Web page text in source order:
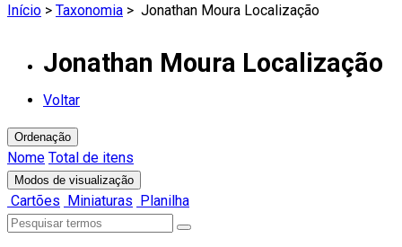
Início > Taxonomia > Jonathan Moura Localização
Jonathan Moura Localização
Voltar
Ordenação
Nome Total de itens
Modos de visualização
Cartões Miniaturas Planilha